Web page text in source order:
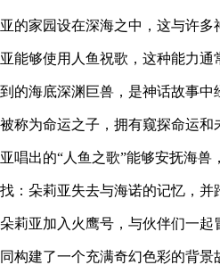
的家园设在深海之中，这与许
能够使用人鱼祝歌，这种能力
的海底深渊巨兽，是神话故事
称为命运之子，拥有窥探命运
唱出的“人鱼之歌”能够安抚海
：朵莉亚失去与海诺的记忆，
莉亚加入火鹰号，与伙伴们一
构建了一个充满奇幻色彩的背景